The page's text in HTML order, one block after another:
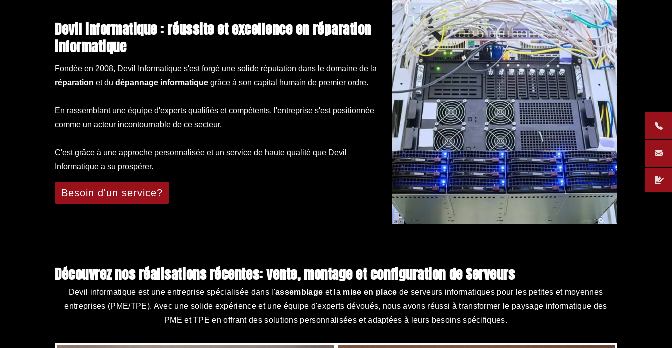
Devil informatique : réussite et excellence en réparation
informatique
Fondée en 2008, Devil Informatique s'est forgé une solide réputation dans le domaine de la
réparation et du dépannage informatique grâce à son capital humain de premier ordre.
En rassemblant une équipe d'experts qualifiés et compétents, l'entreprise s'est positionnée
comme un acteur incontournable de ce secteur.
C'est grâce à une approche personnalisée et un service de haute qualité que Devil
Informatique a su prospérer.
Besoin d'un service?
Découvrez nosréalisations récentes: vente, montage et configuration de Serveurs
Devil informatique est une entreprise spécialisée dans l'assemblage et la mise en place de serveurs informatiques pour les petites et moyennes
entreprises (PME/TPE). Avec une solide expérience et une équipe d'experts dévoués, nous avons réussi à transformer le paysage informatique des
PME et TPE en offrant des solutions personnalisées et adaptées à leurs besoins spécifiques.